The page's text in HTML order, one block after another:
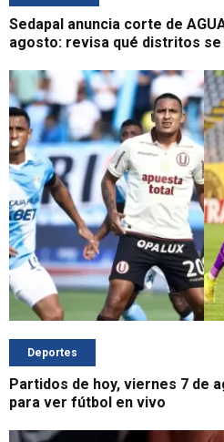
Sedapal anuncia corte de
agosto: revisa qué distritos
Deportes
Partidos de hoy, viernes 7 de
para ver fútbol en vivo